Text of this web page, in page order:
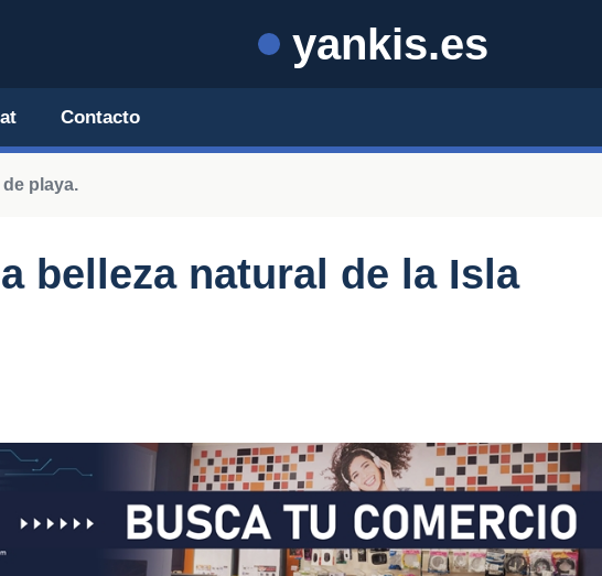
yankis.es
Contacto
playa.
belleza natural de la Isla